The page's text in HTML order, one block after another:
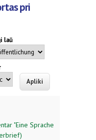
pri
laŭ
"Eine Sprache